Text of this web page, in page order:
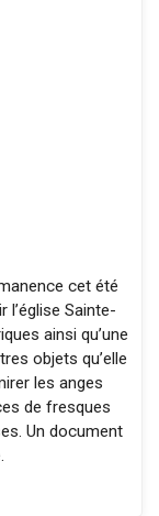
cet été
l’église Sainte-
ainsi qu’une
objets qu’elle
les anges
de fresques
Un document